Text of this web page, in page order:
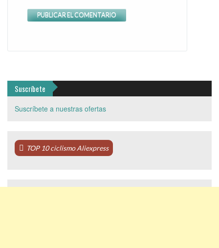
Suscríbete
Suscríbete a nuestras ofertas
TOP 10 ciclismo Aliexpress